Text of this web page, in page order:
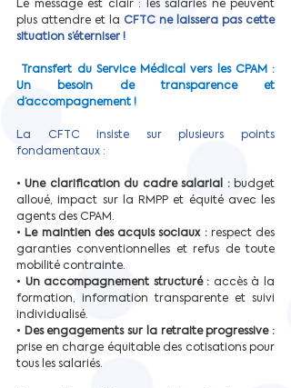
Le message est clair : les salariés ne peuvent
plus attendre et la CFTC ne laissera pas cette
situation s’éterniser !
Transfert du Service Médical vers les CPAM :
Un besoin de transparence et
d’accompagnement !
La CFTC insiste sur plusieurs points
fondamentaux :
• Une clarification du cadre salarial : budget
alloué, impact sur la RMPP et équité avec les
agents des CPAM.
• Le maintien des acquis sociaux : respect des
garanties conventionnelles et refus de toute
mobilité contrainte.
• Un accompagnement structuré : accès à la
formation, information transparente et suivi
individualisé.
• Des engagements sur la retraite progressive :
prise en charge équitable des cotisations pour
tous les salariés.